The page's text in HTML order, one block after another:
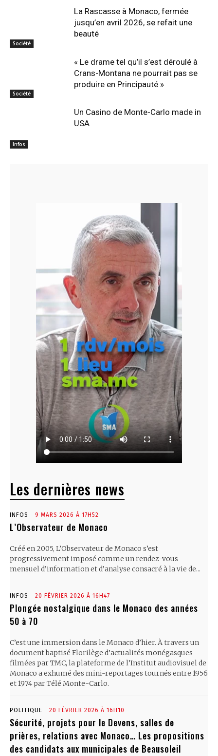
Société
La Rascasse à Monaco, fermée
jusqu’en avril 2026, se refait une
beauté
Société
« Le drame tel qu’il s’est déroulé à
Crans-Montana ne pourrait pas se
produire en Principauté »
Infos
Un Casino de Monte-Carlo made in
USA
Les dernières news
INFOS 9 MARS 2026 À 17H52
L’Observateur de Monaco
Créé en 2005, L’Observateur de Monaco s’est
progressivement imposé comme un rendez-vous
mensuel d’information et d’analyse consacré à la vie de...
INFOS 20 FÉVRIER 2026 À 16H47
Plongée nostalgique dans le Monaco des années
50 à 70
C’est une immersion dans le Monaco d’hier. À travers un
document baptisé Florilège d’actualités monégasques
filmées par TMC, la plateforme de l’Institut audiovisuel de
Monaco a exhumé des mini-reportages tournés entre 1956
et 1974 par Télé Monte-Carlo.
POLITIQUE 20 FÉVRIER 2026 À 16H10
Sécurité, projets pour le Devens, salles de
prières, relations avec Monaco… Les propositions
des candidats aux municipales de Beausoleil